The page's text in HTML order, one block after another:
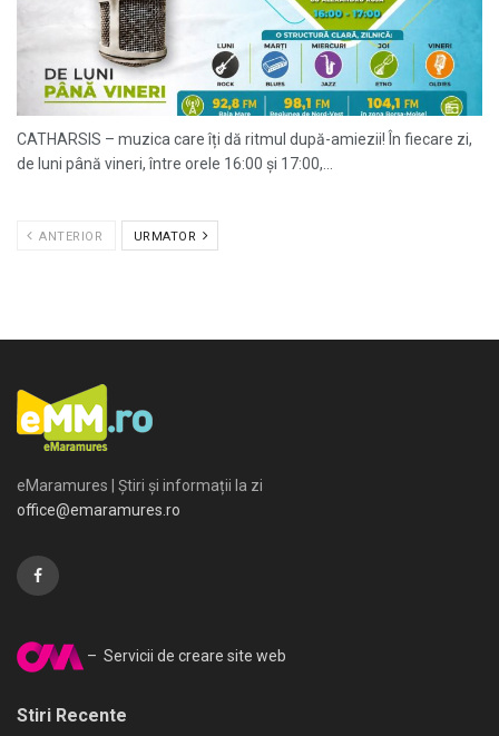
CATHARSIS – muzica care îți dă ritmul după-amiezii! În fiecare zi,
de luni până vineri, între orele 16:00 și 17:00,...
ANTERIOR URMATOR
eMaramures | Știri și informații la zi
office@emaramures.ro
– Servicii de creare site web
Stiri Recente